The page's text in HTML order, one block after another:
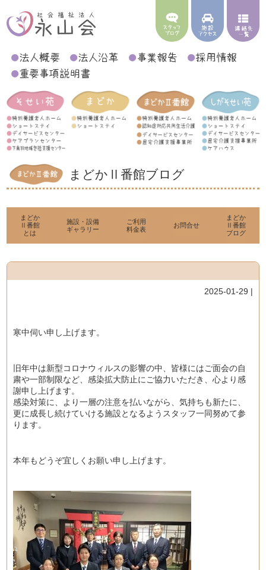
まどかⅡ番館ブログ
まどか
Ⅱ番館
とは
施設・設備
ギャラリー
ご利用
料金表
お問合せ
まどか
Ⅱ番館
ブログ
2025-01-29 |
寒中伺い申し上げます。
旧年中は新型コロナウィルスの影響の中、皆様にはご面会の自
粛や一部制限など、感染拡大防止にご協力いただき、心より感
謝申し上げます。
感染対策に、より一層の注意を払いながら、気持ちも新たに、
更に成長し続けていける施設となるようスタッフ一同努めて参
ります。
本年もどうぞ宜しくお願い申し上げます。